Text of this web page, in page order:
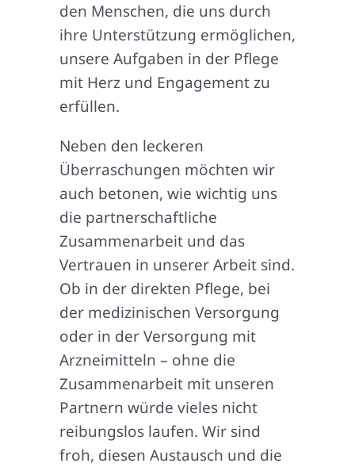
den Menschen, die uns durch
ihre Unterstützung ermöglichen,
unsere Aufgaben in der Pflege
mit Herz und Engagement zu
erfüllen.
Neben den leckeren
Überraschungen möchten wir
auch betonen, wie wichtig uns
die partnerschaftliche
Zusammenarbeit und das
Vertrauen in unserer Arbeit sind.
Ob in der direkten Pflege, bei
der medizinischen Versorgung
oder in der Versorgung mit
Arzneimitteln – ohne die
Zusammenarbeit mit unseren
Partnern würde vieles nicht
reibungslos laufen. Wir sind
froh, diesen Austausch und die